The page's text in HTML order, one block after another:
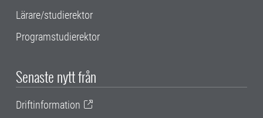
Lärare/studierektor
Programstudierektor
Senaste nytt från
Driftinformation